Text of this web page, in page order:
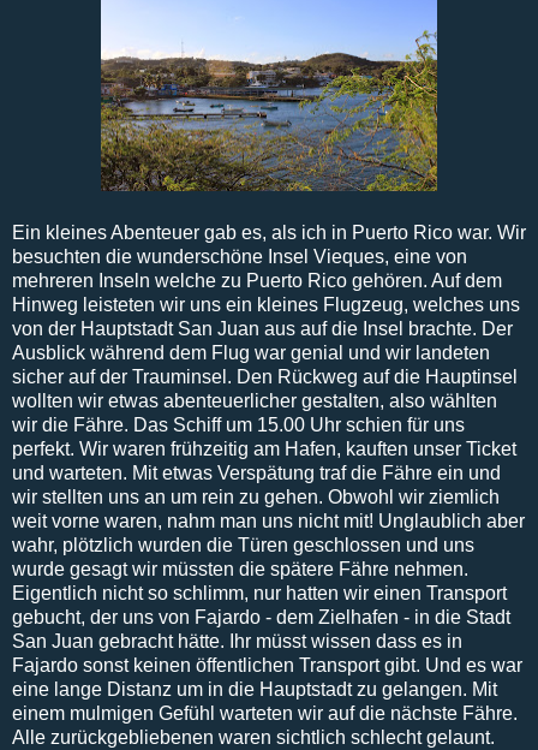
Ein kleines Abenteuer gab es, als ich in Puerto Rico war. Wir
besuchten die wunderschöne Insel Vieques, eine von
mehreren Inseln welche zu Puerto Rico gehören. Auf dem
Hinweg leisteten wir uns ein kleines Flugzeug, welches uns
von der Hauptstadt San Juan aus auf die Insel brachte. Der
Ausblick während dem Flug war genial und wir landeten
sicher auf der Trauminsel. Den Rückweg auf die Hauptinsel
wollten wir etwas abenteuerlicher gestalten, also wählten
wir die Fähre. Das Schiff um 15.00 Uhr schien für uns
perfekt. Wir waren frühzeitig am Hafen, kauften unser Ticket
und warteten. Mit etwas Verspätung traf die Fähre ein und
wir stellten uns an um rein zu gehen. Obwohl wir ziemlich
weit vorne waren, nahm man uns nicht mit! Unglaublich aber
wahr, plötzlich wurden die Türen geschlossen und uns
wurde gesagt wir müssten die spätere Fähre nehmen.
Eigentlich nicht so schlimm, nur hatten wir einen Transport
gebucht, der uns von Fajardo - dem Zielhafen - in die Stadt
San Juan gebracht hätte. Ihr müsst wissen dass es in
Fajardo sonst keinen öffentlichen Transport gibt. Und es war
eine lange Distanz um in die Hauptstadt zu gelangen. Mit
einem mulmigen Gefühl warteten wir auf die nächste Fähre.
Alle zurückgebliebenen waren sichtlich schlecht gelaunt.